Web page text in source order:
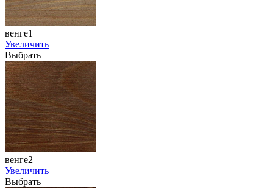
венге1
Увеличить
Выбрать
венге2
Увеличить
Выбрать